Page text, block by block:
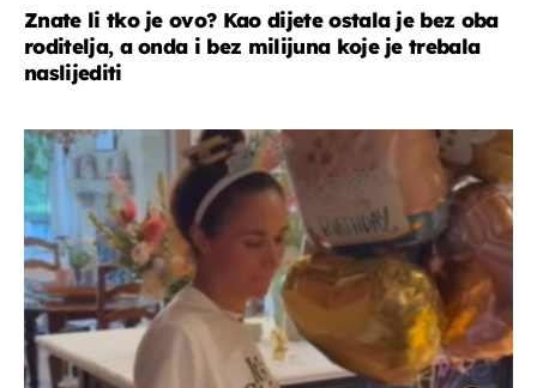
Znate li tko je ovo? Kao dijete ostala je bez oba
roditelja, a onda i bez milijuna koje je trebala
naslijediti